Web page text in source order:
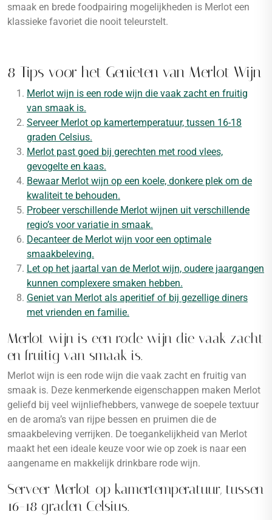
smaak en brede foodpairing mogelijkheden is Merlot een
klassieke favoriet die nooit teleurstelt.
8 Tips voor het Genieten van Merlot Wijn
Merlot wijn is een rode wijn die vaak zacht en fruitig
van smaak is.
Serveer Merlot op kamertemperatuur, tussen 16-18
graden Celsius.
Merlot past goed bij gerechten met rood vlees,
gevogelte en kaas.
Bewaar Merlot wijn op een koele, donkere plek om de
kwaliteit te behouden.
Probeer verschillende Merlot wijnen uit verschillende
regio’s voor variatie in smaak.
Decanteer de Merlot wijn voor een optimale
smaakbeleving.
Let op het jaartal van de Merlot wijn, oudere jaargangen
kunnen complexere smaken hebben.
Geniet van Merlot als aperitief of bij gezellige diners
met vrienden en familie.
Merlot wijn is een rode wijn die vaak zacht
en fruitig van smaak is.
Merlot wijn is een rode wijn die vaak zacht en fruitig van
smaak is. Deze kenmerkende eigenschappen maken Merlot
geliefd bij veel wijnliefhebbers, vanwege de soepele textuur
en de aroma’s van rijpe bessen en pruimen die de
smaakbeleving verrijken. De toegankelijkheid van Merlot
maakt het een ideale keuze voor wie op zoek is naar een
aangename en makkelijk drinkbare rode wijn.
Serveer Merlot op kamertemperatuur, tussen
16-18 graden Celsius.